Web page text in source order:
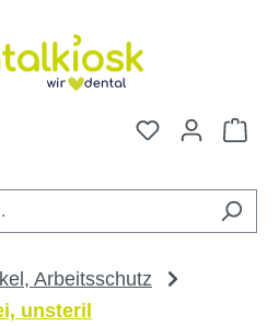
Du hast 0
Arbeitsschutz
unsteril